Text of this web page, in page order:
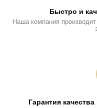
Быстро и
Наша компания
Гарантия